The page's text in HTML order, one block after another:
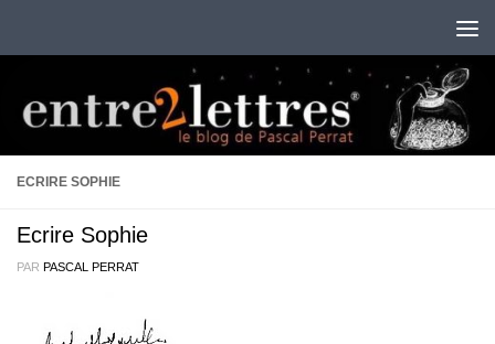
ECRIRE SOPHIE
Ecrire Sophie
PAR PASCAL PERRAT